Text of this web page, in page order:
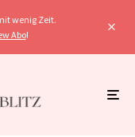
wenig Zeit.
Abo!